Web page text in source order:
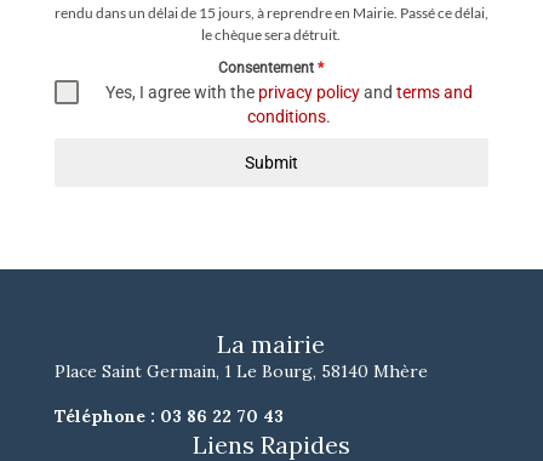
rendu dans un délai de 15 jours, à reprendre en Mairie. Passé ce délai,
le chèque sera détruit.
Consentement*
Yes, I agree with the privacy policyandterms and
conditions.
Submit
La mairie
Place Saint Germain, 1 Le Bourg, 58140 Mhère
Téléphone : 03 86 22 70 43
Liens Rapides